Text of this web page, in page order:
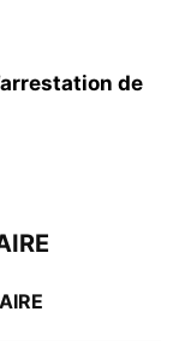
de